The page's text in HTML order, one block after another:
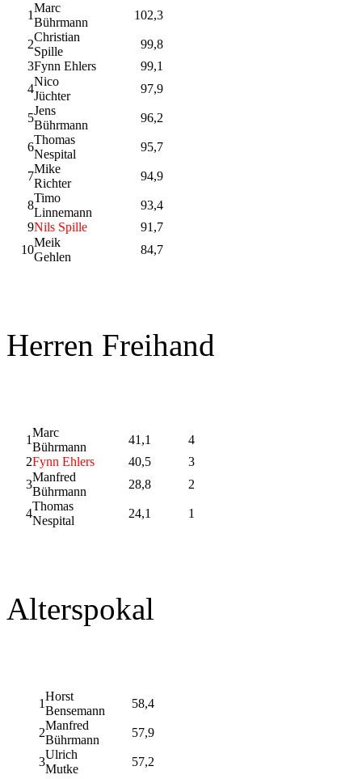
1
Marc
Bührmann
102,3
2
Christian
Spille
99,8
3Fynn Ehlers
99,1
4
Nico
Jüchter
97,9
5
Jens
Bührmann
96,2
6
Thomas
Nespital
95,7
7
Mike
Richter
94,9
8
Timo
Linnemann
93,4
9Nils Spille
91,7
10
Meik
Gehlen
84,7
Herren Freihand
1
Marc
Bührmann
41,1
4
2Fynn Ehlers 40,5
3
3
Manfred
Bührmann
28,8 2
4
Thomas
Nespital
24,1 1
Alterspokal
1
Horst
Bensemann
58,4
2
Manfred
Bührmann
57,9
3
Ulrich
Mutke
57,2